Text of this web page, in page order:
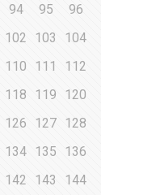
94 95
96
102 103
104
110 111
112
118 119
120
126 127 128
134 135
136
142 143
144